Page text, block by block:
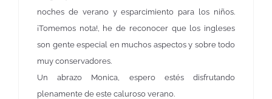
noches de verano y esparcimiento para los niños.
¡Tomemos nota!, he de reconocer que los ingleses
son gente especial en muchos aspectos y sobre todo
muy conservadores.
Un abrazo Monica, espero estés disfrutando
plenamente de este caluroso verano.